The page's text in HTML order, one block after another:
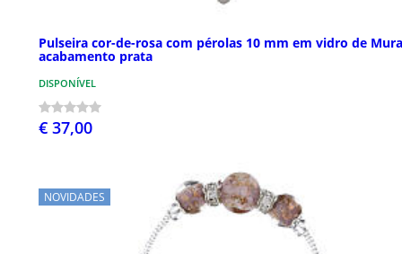
Pulseira cor-de-rosa com pérolas 10 mm em vidro de
acabamento prata
DISPONÍVEL
€ 37,00
NOVIDADES